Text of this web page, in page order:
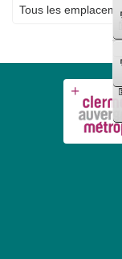
pour
déplacements